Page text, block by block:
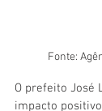
Fonte:
O prefeito José
impacto